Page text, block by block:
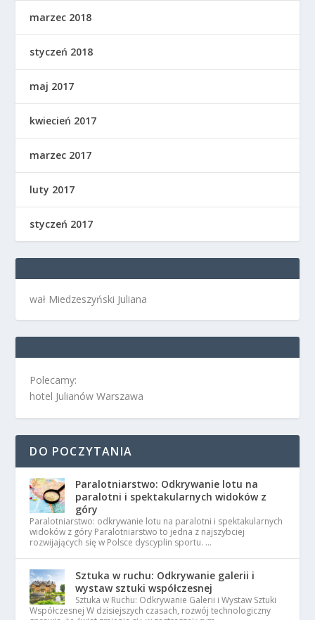
marzec 2018
styczeń 2018
maj 2017
kwiecień 2017
marzec 2017
luty 2017
styczeń 2017
wał Miedzeszyński Juliana
Polecamy:
hotel Julianów Warszawa
DO POCZYTANIA
Paralotniarstwo: Odkrywanie lotu na
paralotni i spektakularnych widoków z
góry
Paralotniarstwo: odkrywanie lotu na paralotni i spektakularnych
widoków z góry Paralotniarstwo to jedna z najszybciej
rozwijających się w Polsce dyscyplin sportu. …
Sztuka w ruchu: Odkrywanie galerii i
wystaw sztuki współczesnej
Sztuka w Ruchu: Odkrywanie Galerii i Wystaw Sztuki
Współczesnej W dzisiejszych czasach, rozwój technologiczny